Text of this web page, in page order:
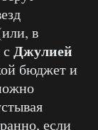
в
с Джулией
бюджет и
если